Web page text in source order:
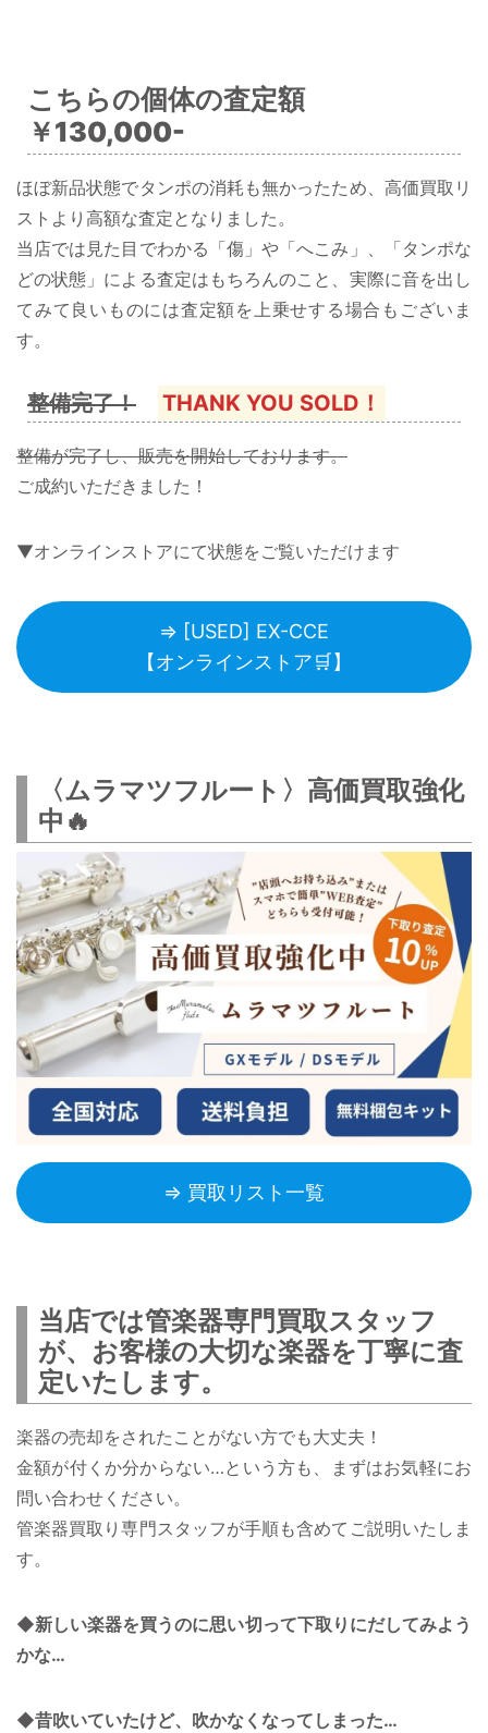
こちらの個体の査定額
￥130,000-
ほぼ新品状態でタンポの消耗も無かったため、高価買取リ
ストより高額な査定となりました。
当店では見た目でわかる「傷」や「へこみ」、「タンポな
どの状態」による査定はもちろんのこと、実際に音を出し
てみて良いものには査定額を上乗せする場合もございま
す。
整備完了！ THANK YOU SOLD！
整備が完了し、販売を開始しております。
ご成約いただきました！
▼オンラインストアにて状態をご覧いただけます
⇒ [USED] EX-CCE
【オンラインストア🛒】
〈ムラマツフルート〉高価買取強化
中🔥
⇒ 買取リスト一覧
当店では管楽器専門買取スタッフ
が、お客様の大切な楽器を丁寧に査
定いたします。
楽器の売却をされたことがない方でも大丈夫！
金額が付くか分からない…という方も、まずはお気軽にお
問い合わせください。
管楽器買取り専門スタッフが手順も含めてご説明いたしま
す。
◆新しい楽器を買うのに思い切って下取りにだしてみよう
かな…
◆昔吹いていたけど、吹かなくなってしまった…